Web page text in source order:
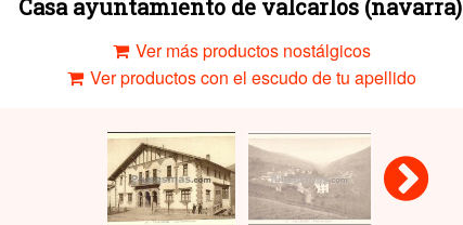
Casa ayuntamiento de valcarlos (navarra)
Ver más productos nostálgicos
Ver productos con el escudo de tu apellido